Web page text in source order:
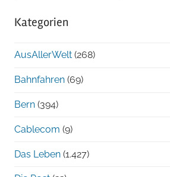
chronologisch
Kategorien
AusAllerWelt (268)
Bahnfahren (69)
Bern (394)
Cablecom (9)
Das Leben (1.427)